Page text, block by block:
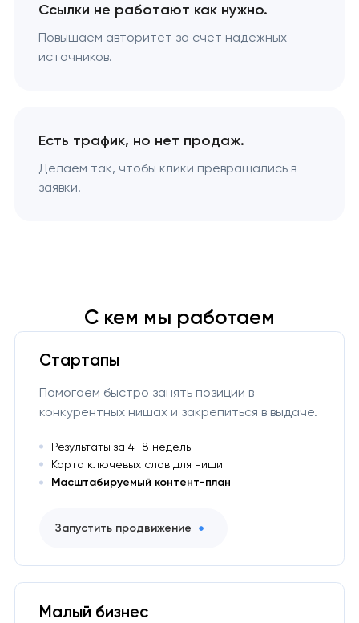
Ссылки не работают как нужно.
Повышаем авторитет за счет надежных
источников.
Есть трафик, но нет продаж.
Делаем так, чтобы клики превращались в
заявки.
С кем мы работаем
Стартапы
Помогаем быстро занять позиции в
конкурентных нишах и закрепиться в выдаче.
Результаты за 4–8 недель
Карта ключевых слов для ниши
Масштабируемый контент-план
Запустить продвижение
Малый бизнес